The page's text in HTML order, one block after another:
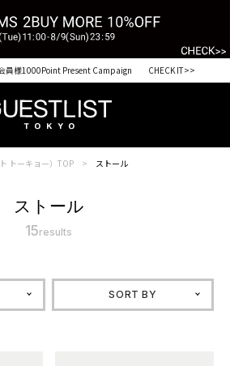
会員様1000Point Present Campaign CHECK IT>>
トーキョー）TOP ストール
ストール
15results
SORT BY